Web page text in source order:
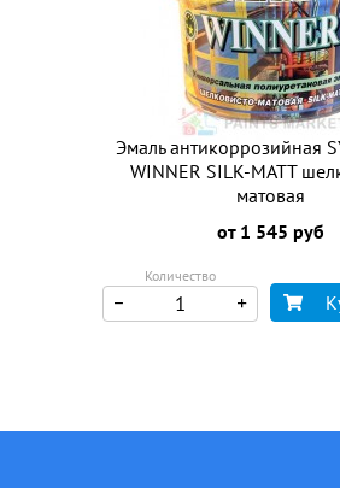
Эмаль антикоррозийная
WINNER SILK-MATT
матовая
от 1 545 руб
Количество